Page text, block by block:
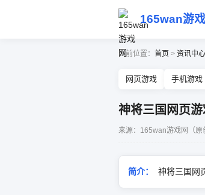
165wan游
当前位置： 首页 > 资讯中心
网页游戏 手机游戏
神将三国网页游
来源：165wan游戏网（
简介： 神将三国网